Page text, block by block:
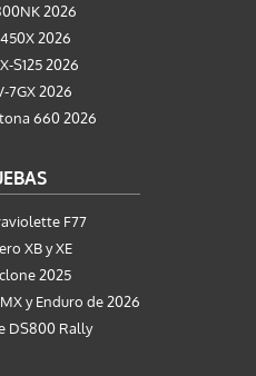
2026
2026
S125 2026
7GX 2026
660 2026
F77
XB y XE
2025
y Enduro de 2026
DS800 Rally